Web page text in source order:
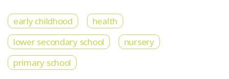
early childhood
health
lower secondary school
nursery
primary school